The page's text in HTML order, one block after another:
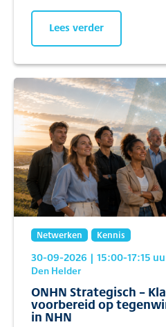
Lees verder
Netwerken Kennis
30-09-2026 | 15:00-17:15
Den Helder
ONHN Strategisch –
voorbereid op
in NHN